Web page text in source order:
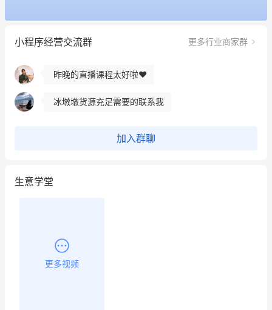
小程序经营交流群 更多行业商家群
用有赞就能在微信、小红书同时经营了
餐饮也得靠私域和服务提高竞争力
昨晚的直播课程太好啦❤️
冰墩墩货源充足需要的联系我
加入群聊
生意学堂
更多视频